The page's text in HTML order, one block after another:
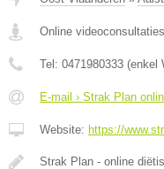
Online videoconsultaties
Tel: 0471980333 (enkel
E-mail › Strak Plan
Website: https://
Strak Plan - online